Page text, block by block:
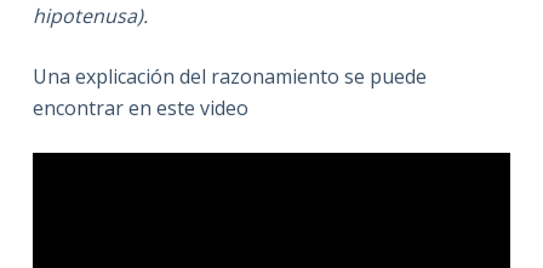
hipotenusa).
Una explicación del razonamiento se puede
encontrar en este video